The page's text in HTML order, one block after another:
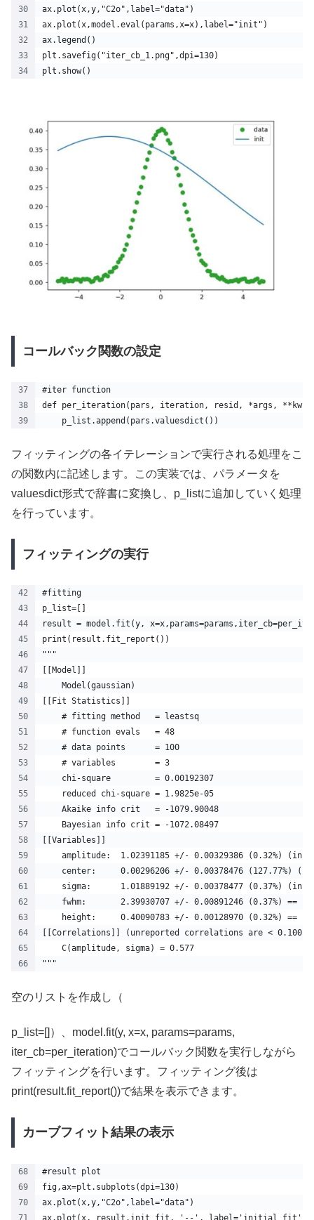
ax.plot(x,y,"C2o",label="data")
ax.plot(x,model.eval(params,x=x),label="init")
ax.legend()
plt.savefig("iter_cb_1.png",dpi=130)
plt.show()
コールバック関数の設定
#iter function
def per_iteration(pars, iteration, resid, *args,
    p_list.append(pars.valuesdict())
フィッティングの各イテレーションで実行される処理をこ
の関数内に記述します。この実装では、パラメータを
valuesdict形式で辞書に変換し、p_listに追加していく処理
を行っています。
フィッティングの実行
#fitting
p_list=[]
result = model.fit(y,
print(result.fit_report())
"""
[[Model]]
    Model(gaussian)
[[Fit Statistics]]
    # fitting method   = leastsq
    # function evals   = 48
    # data points      = 100
    # variables        = 3
    chi-square         = 0.00192307
    reduced chi-square = 1.9825e-05
    Akaike info crit   = -1079.90048
    Bayesian info crit = -1072.08497
[[Variables]]
amplitude:  1.02391185 +/- 0.00329386 (0.32%)
center:     0.00296206 +/- 0.00378476 (127.77%)
sigma:      1.01889192 +/- 0.00378477 (0.37%)
fwhm:       2.39930707 +/- 0.00891246 (0.37%) ==
height:     0.40090783 +/- 0.00128970 (0.32%) ==
[[Correlations]] (unreported correlations are < 0.100)
    C(amplitude, sigma) = 0.577
"""
空のリストを作成し（
p_list=[]）、model.fit(y, x=x, params=params,
iter_cb=per_iteration)でコールバック関数を実行しながら
フィッティングを行います。フィッティング後は
print(result.fit_report())で結果を表示できます。
カーブフィット結果の表示
#result plot
fig,ax=plt.subplots(dpi=130)
ax.plot(x,y,"C2o",label="data")
ax.plot(x, result.init_fit, '--', label='initial fit')